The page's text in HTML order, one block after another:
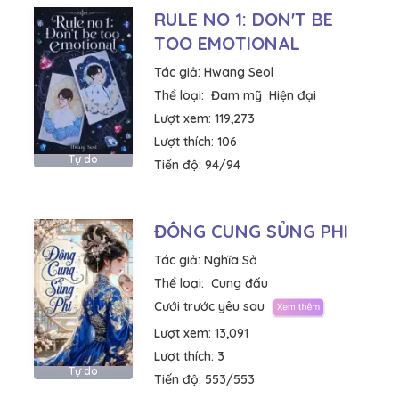
Tự do
RULE NO 1: DON'T BE
TOO EMOTIONAL
Tác giả: Hwang Seol
Thể loại: Đam mỹ Hiện đại
Lượt xem: 119,273
Lượt thích: 106
Tiến độ: 94/94
Tự do
ĐÔNG CUNG SỦNG PHI
Tác giả: Nghĩa Sở
Thể loại: Cung đấu
Cưới trước yêu sau
Lượt xem: 13,091
Lượt thích: 3
Tiến độ: 553/553